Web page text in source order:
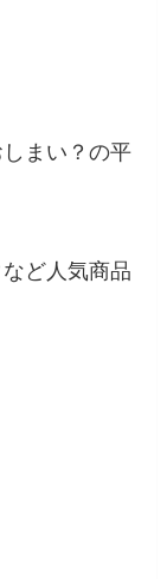
まい？の平
ど人気商品